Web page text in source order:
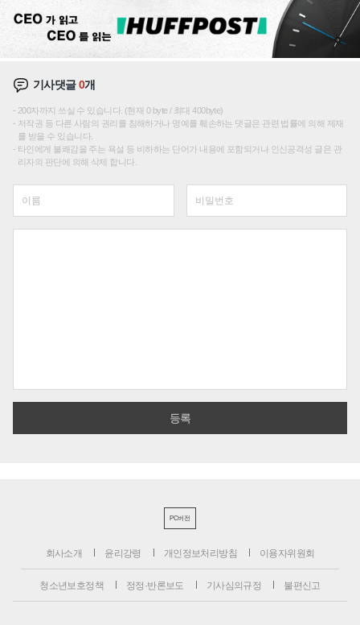
기사댓글0개
200자까지 쓰실 수 있습니다. (현재 0 byte / 최대 400byte)
저작권 등 다른 사람의 권리를 침해하거나 명예를 훼손하는 댓글은 관련 법률에 의해 제재
를 받을 수 있습니다.
타인에게 불쾌감을 주는 욕설 등 비하하는 단어가 내용에 포함되거나 인신공격성 글은 관
리자의 판단에 의해 삭제 합니다.
PC버전
회사소개 윤리강령 개인정보처리방침 이용자위원회
청소년보호정책 정정·반론보도 기사심의규정 불편신고